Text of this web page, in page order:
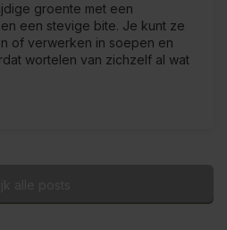
groente met een
een stevige bite. Je kunt ze
of verwerken in soepen en
wortelen van zichzelf al wat